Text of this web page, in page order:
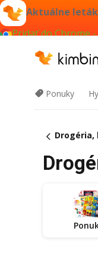
Aktuálne
Pridať do Chrome -
Ponuky
Drogéria,